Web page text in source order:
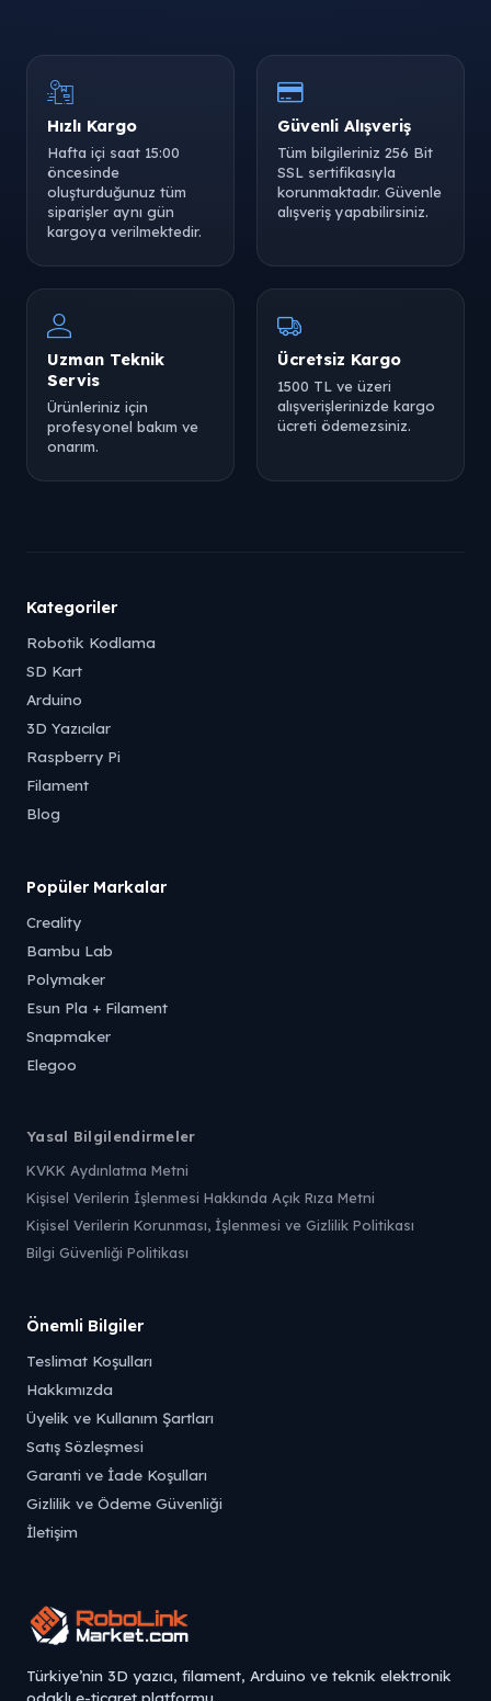
Hızlı Kargo
Hafta içi saat 15:00
öncesinde
oluşturduğunuz tüm
siparişler aynı gün
kargoya verilmektedir.
Güvenli Alışveriş
Tüm bilgileriniz 256 Bit
SSL sertifikasıyla
korunmaktadır. Güvenle
alışveriş yapabilirsiniz.
Uzman Teknik
Servis
Ürünleriniz için
profesyonel bakım ve
onarım.
Ücretsiz Kargo
1500 TL ve üzeri
alışverişlerinizde kargo
ücreti ödemezsiniz.
Kategoriler
Robotik Kodlama
SD Kart
Arduino
3D Yazıcılar
Raspberry Pi
Filament
Blog
Popüler Markalar
Creality
Bambu Lab
Polymaker
Esun Pla + Filament
Snapmaker
Elegoo
Yasal Bilgilendirmeler
KVKK Aydınlatma Metni
Kişisel Verilerin İşlenmesi Hakkında Açık Rıza Metni
Kişisel Verilerin Korunması, İşlenmesi ve Gizlilik Politikası
Bilgi Güvenliği Politikası
Önemli Bilgiler
Teslimat Koşulları
Hakkımızda
Üyelik ve Kullanım Şartları
Satış Sözleşmesi
Garanti ve İade Koşulları
Gizlilik ve Ödeme Güvenliği
İletişim
Türkiye’nin 3D yazıcı, filament, Arduino ve teknik elektronik